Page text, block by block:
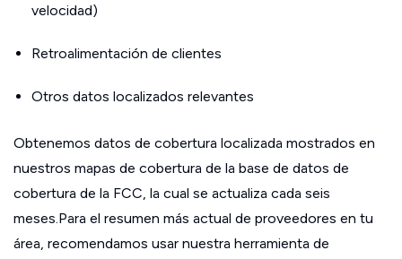
velocidad)
Retroalimentación de clientes
Otros datos localizados relevantes
Obtenemos datos de cobertura localizada mostrados en
nuestros mapas de cobertura de la base de datos de
cobertura de la FCC, la cual se actualiza cada seis
meses.Para el resumen más actual de proveedores en tu
área, recomendamos usar nuestra herramienta de